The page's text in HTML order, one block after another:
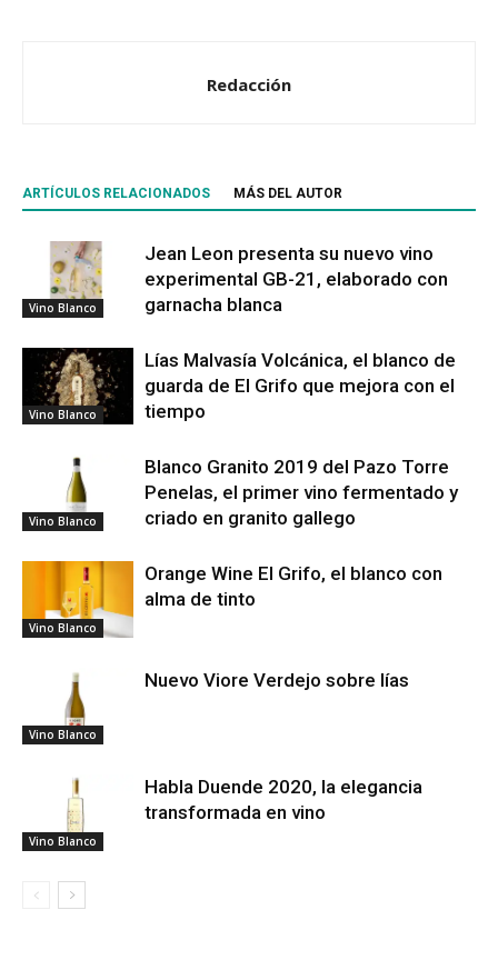
Redacción
ARTÍCULOS RELACIONADOS MÁS DEL AUTOR
Vino Blanco
Jean Leon presenta su nuevo vino
experimental GB-21, elaborado con
garnacha blanca
Vino Blanco
Lías Malvasía Volcánica, el blanco de
guarda de El Grifo que mejora con el
tiempo
Vino Blanco
Blanco Granito 2019 del Pazo Torre
Penelas, el primer vino fermentado y
criado en granito gallego
Vino Blanco
Orange Wine El Grifo, el blanco con
alma de tinto
Vino Blanco
Nuevo Viore Verdejo sobre lías
Vino Blanco
Habla Duende 2020, la elegancia
transformada en vino